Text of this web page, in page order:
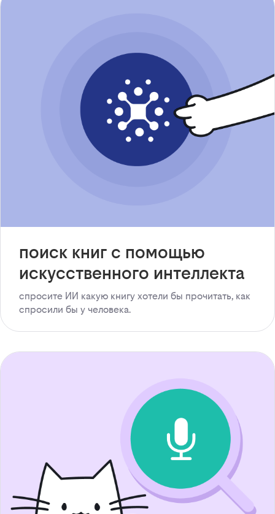
поиск книг с помощью
искусственного интеллекта
спросите ИИ какую книгу хотели бы прочитать, как
спросили бы у человека.